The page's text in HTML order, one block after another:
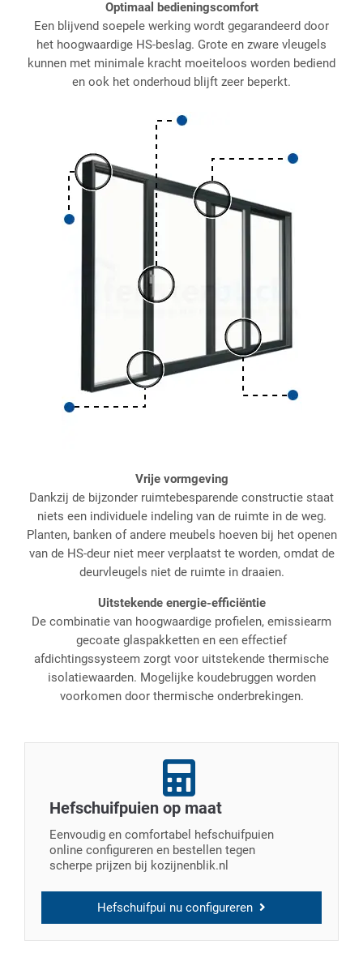
Optimaal bedieningscomfort
Een blijvend soepele werking wordt gegarandeerd door
het hoogwaardige HS-beslag. Grote en zware vleugels
kunnen met minimale kracht moeiteloos worden bediend
en ook het onderhoud blijft zeer beperkt.
Vrije vormgeving
Dankzij de bijzonder ruimtebesparende constructie staat
niets een individuele indeling van de ruimte in de weg.
Planten, banken of andere meubels hoeven bij het openen
van de HS-deur niet meer verplaatst te worden, omdat de
deurvleugels niet de ruimte in draaien.
Uitstekende energie-efficiëntie
De combinatie van hoogwaardige profielen, emissiearm
gecoate glaspakketten en een effectief
afdichtingssysteem zorgt voor uitstekende thermische
isolatiewaarden. Mogelijke koudebruggen worden
voorkomen door thermische onderbrekingen.
Hefschuifpuien op maat
Eenvoudig en comfortabel hefschuifpuien
online configureren en bestellen tegen
scherpe prijzen bij kozijnenblik.nl
Hefschuifpui nu configureren